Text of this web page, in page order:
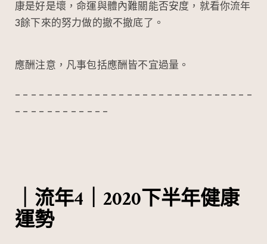
康是好是壞，命運與體內難關能否安度，就看你流年
3餘下來的努力做的撤不撤底了。
應酬注意，凡事包括應酬皆不宜過量。
– – – – – – – – – – – – – – – – – – – – – – – – – – – – – –
– – – – – – – – – – – –
｜流年4｜2020下半年健康
運勢